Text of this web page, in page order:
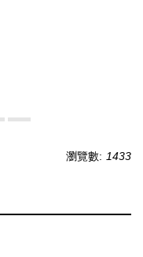
瀏覽數: 1433